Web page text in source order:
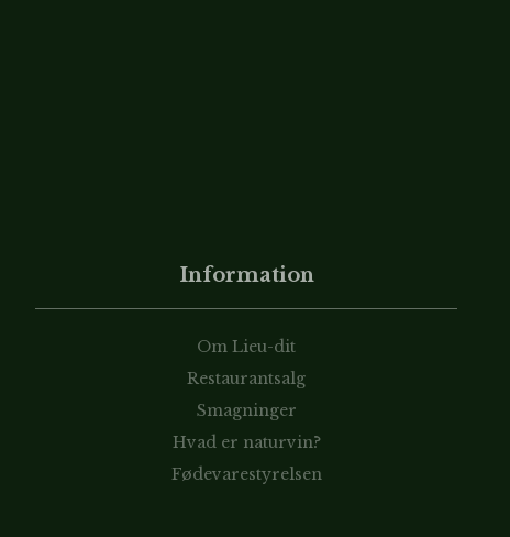
Information
Om Lieu-dit
Restaurantsalg
Smagninger
Hvad er naturvin?
Fødevarestyrelsen